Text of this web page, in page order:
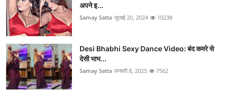
अपने इ...
Samay Satta जुलाई 20, 2024 10238
Desi Bhabhi Sexy Dance Video: बंद कमरे से
देसी भाभ...
Samay Satta जनवरी 8, 2025 7562